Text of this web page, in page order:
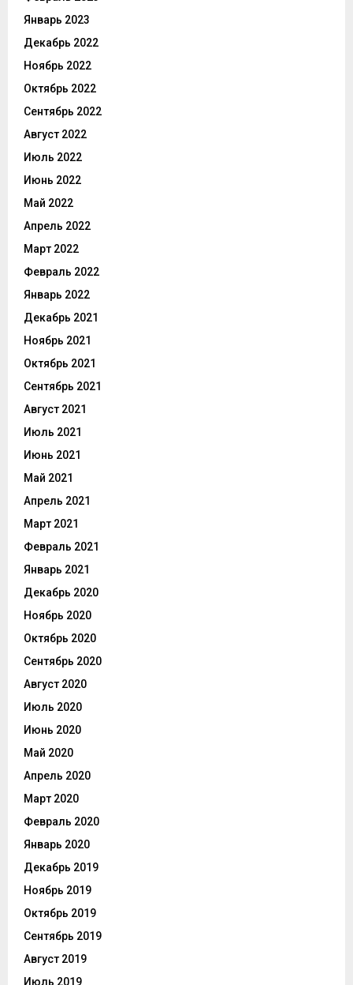
Январь 2023
Декабрь 2022
Ноябрь 2022
Октябрь 2022
Сентябрь 2022
Август 2022
Июль 2022
Июнь 2022
Май 2022
Апрель 2022
Март 2022
Февраль 2022
Январь 2022
Декабрь 2021
Ноябрь 2021
Октябрь 2021
Сентябрь 2021
Август 2021
Июль 2021
Июнь 2021
Май 2021
Апрель 2021
Март 2021
Февраль 2021
Январь 2021
Декабрь 2020
Ноябрь 2020
Октябрь 2020
Сентябрь 2020
Август 2020
Июль 2020
Июнь 2020
Май 2020
Апрель 2020
Март 2020
Февраль 2020
Январь 2020
Декабрь 2019
Ноябрь 2019
Октябрь 2019
Сентябрь 2019
Август 2019
Июль 2019